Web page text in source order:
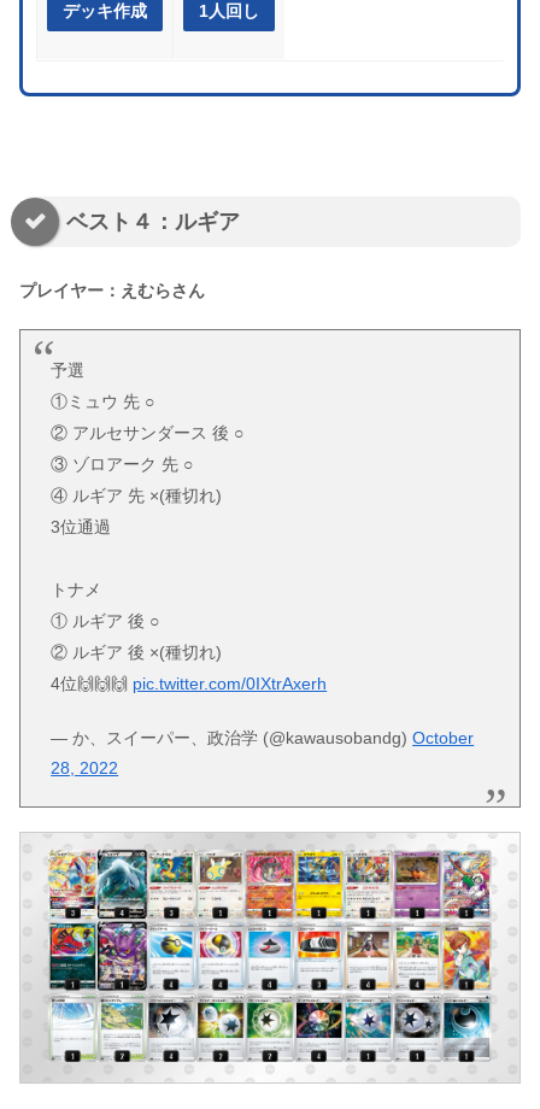
デッキ作成 1人回し
ベスト４：ルギア
プレイヤー：えむらさん
予選
①ミュウ 先 ○
② アルセサンダース 後 ○
③ ゾロアーク 先 ○
④ ルギア 先 ×(種切れ)
3位通過
トナメ
① ルギア 後 ○
② ルギア 後 ×(種切れ)
4位🙌🙌🙌 pic.twitter.com/0IXtrAxerh
— か、スイーパー、政治学 (@kawausobandg)October
28, 2022